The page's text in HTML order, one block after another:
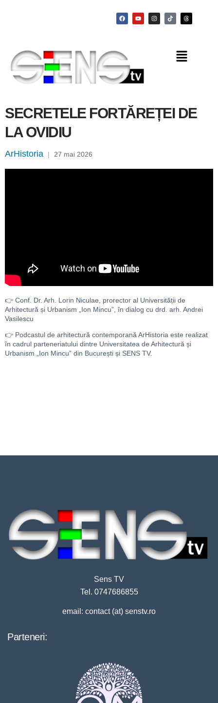
SECRETELE FORTĂREȚEI DE
LA OVIDIU
ArHistoria | 27 mai 2026
👉 Conf. Dr. Arh. Lorin Niculae, prorector al Universității de
Arhitectură și Urbanism „Ion Mincu”, în dialog cu drd. arh. Andrei
Vasilescu
👉 Podcastul de arhitectură contemporană ArHistoria este realizat
în cadrul parteneriatului dintre Universitatea de Arhitectură și
Urbanism „Ion Mincu” din București și SENS TV.
Sens TV
Tel. 0747686855
email: contact (at) senstv.ro
Parteneri: